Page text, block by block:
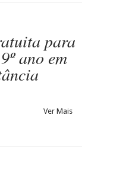
para
ano em
Ver Mais